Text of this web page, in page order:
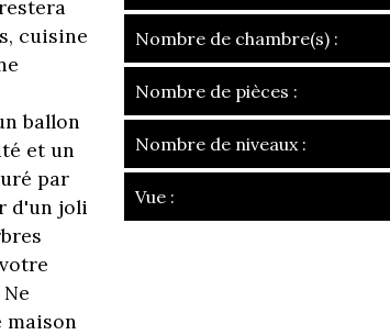
cuisine
ballon
et un
par
d'un joli
maison
Nombre de chambre(s) :
Nombre de pièces :
Nombre de niveaux :
Vue :